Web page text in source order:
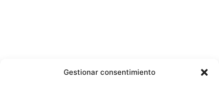
Gestionar consentimiento